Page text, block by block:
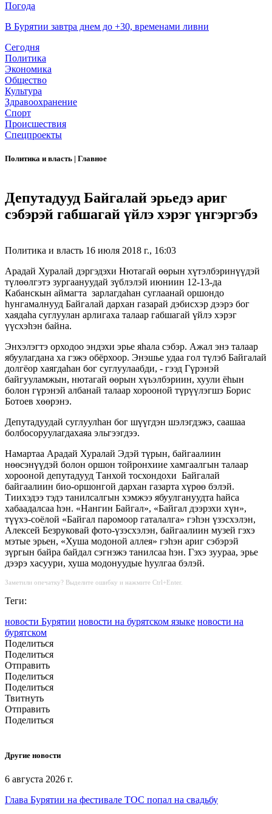
Погода
В Бурятии завтра днем до +30, временами ливни
Сегодня
Политика
Экономика
Общество
Культура
Здравоохранение
Спорт
Происшествия
Спецпроекты
Политика и власть | Главное
Депутадууд Байгалай эрьедэ ариг
сэбэрэй габшагай үйлэ хэрэг үнгэргэбэ
Политика и власть 16 июля 2018 г., 16:03
Арадай Хуралай дэргэдэхи Нютагай өөрын хүтэлбэринүүдэй
түлөөлгэтэ зургаануудай зүблэлэй июниин 12-13-да
Кабанскын аймагта зарлагдаһан суглаанай оршондо
һунгамалнууд Байгалай дархан газарай дэбисхэр дээрэ бог
хаядаһа суглуулан арлигаха талаар габшагай үйлэ хэрэг
үүсхэһэн байна.
Энхэлэгтэ орходоо эндэхи эрье яһала сэбэр. Ажал энэ талаар
ябуулагдана ха гэжэ обëрхоор. Энэшье удаа гол түлэб Байгалай
долгëор хаягдаһан бог суглуулаабди, - гээд Гүрэнэй
байгууламжын, нютагай өөрын хүьэлбэриин, хуули ëһын
болон гүрэнэй албанай талаар хорооной түрүүлэгшэ Борис
Ботоев хөөрэнэ.
Депутадуудай суглуулһан бог шүүгдэн шэлэгдэжэ, саашаа
болбосоруулагдахаяа эльгээгдээ.
Намартаа Арадай Хуралай Эдэй түрын, байгаалиин
нөөсэнүүдэй болон оршон тойронхиие хамгаалгын талаар
хорооной депутадууд Танхой тосхондохи Байгалай
байгаалиин био-оршонгой дархан газарта хүрөө бэлэй.
Тиихэдээ тэдэ танилсалгын хэмжээ ябуулгануудта һайса
хабаадалсаа һэн. «Нангин Байгал», «Байгал дээрэхи хүн»,
түүхэ-соëлой «Байгал паромоор гаталалга» гэһэн үзэсхэлэн,
Алексей Безруковай фото-үзэсхэлэн, байгаалиин музей гэхэ
мэтые эрьен, «Хуша модоной аллея» гэһэн ариг сэбэрэй
зүргын байра байдал сэгнэжэ танилсаа һэн. Гэхэ зуураа, эрье
дээрэ хасуури, хуша модонуудые һуулгаа бэлэй.
Заметили опечатку? Выделите ошибку и нажмите Ctrl+Enter.
Теги:
новости Бурятии новости на бурятском языке новости на
бурятском
Поделиться
Поделиться
Отправить
Поделиться
Поделиться
Твитнуть
Отправить
Поделиться
Другие новости
6 августа 2026 г.
Глава Бурятии на фестивале ТОС попал на свадьбу